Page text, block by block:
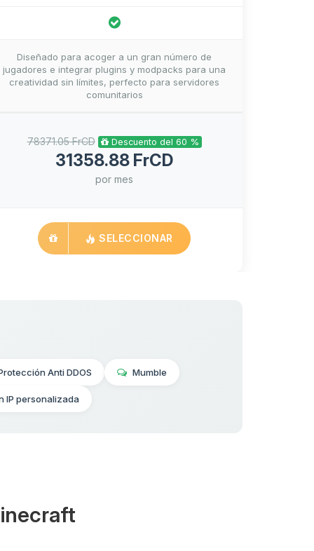
Diseñado para acoger a un gran número de
jugadores e integrar plugins y modpacks para una
creatividad sin límites, perfecto para servidores
comunitarios
78371.05 FrCD Descuento del 60 %
31358.88 FrCD
por mes
SELECCIONAR
Anti DDOS Mumble
IP personalizada